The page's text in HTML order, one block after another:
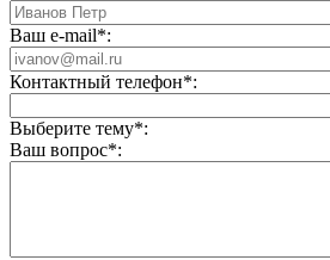
Ваш e-mail*:
Контактный телефон*:
Выберите тему*:
Ваш вопрос*: